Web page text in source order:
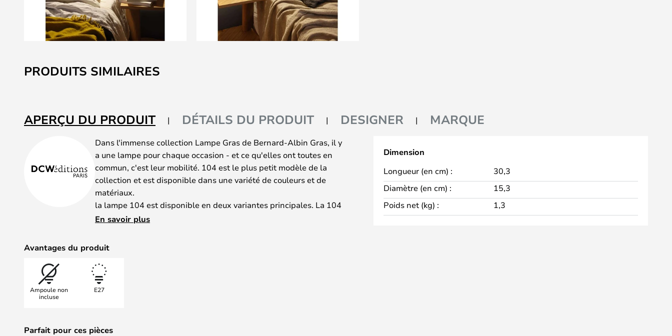
to
the
the
images
PRODUITS SIMILAIRES
APERÇU DU PRODUIT DÉTAILS DU PRODUIT DESIGNER MARQUE
Dans l'immense collection Lampe Gras de Bernard-Albin Gras, il y
a une lampe pour chaque occasion - et ce qu'elles ont toutes en
commun, c'est leur mobilité. 104 est le plus petit modèle de la
collection et est disponible dans une variété de couleurs et de
matériaux.
la lampe 104 est disponible en deux variantes principales. La 104
classique et la 104 Bathroom, parfaite pour la salle de bains et
Utilisez la 104 sur le mur au-dessus de la surface de la table
meuble préféré comme le projecteur qu'elle mérite. Avec la 104,
vous obtenez une Lampe Gras intemporelle qui ne s'est jamais
démodée depuis 1922.
En savoir plus
Avantages du produit
Ampoule non
incluse
E27
Parfait pour ces pièces
Dimension
Longueur (en cm) :
30,3
Diamètre (en cm) :
15,3
Poids net (kg) :
1,3